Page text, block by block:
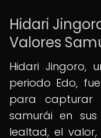
Hidari
Valores
Hidari Jingoro,
periodo Edo,
para capturar
samurái en
lealtad, el